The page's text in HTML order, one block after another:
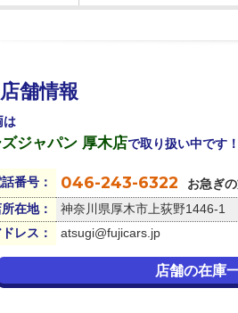
舗情報
は
ジャパン 厚木店で取り扱い中です！
番号： 046-243-6322
お急ぎ
在地：
神奈川県厚木市上荻野1446-1
レス：
atsugi@fujicars.jp
店舗の在庫